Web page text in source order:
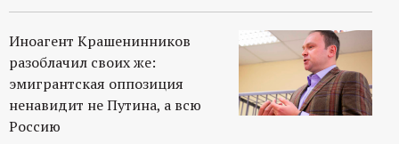
Иноагент Крашенинников
разоблачил своих же:
эмигрантская оппозиция
ненавидит не Путина, а всю
Россию